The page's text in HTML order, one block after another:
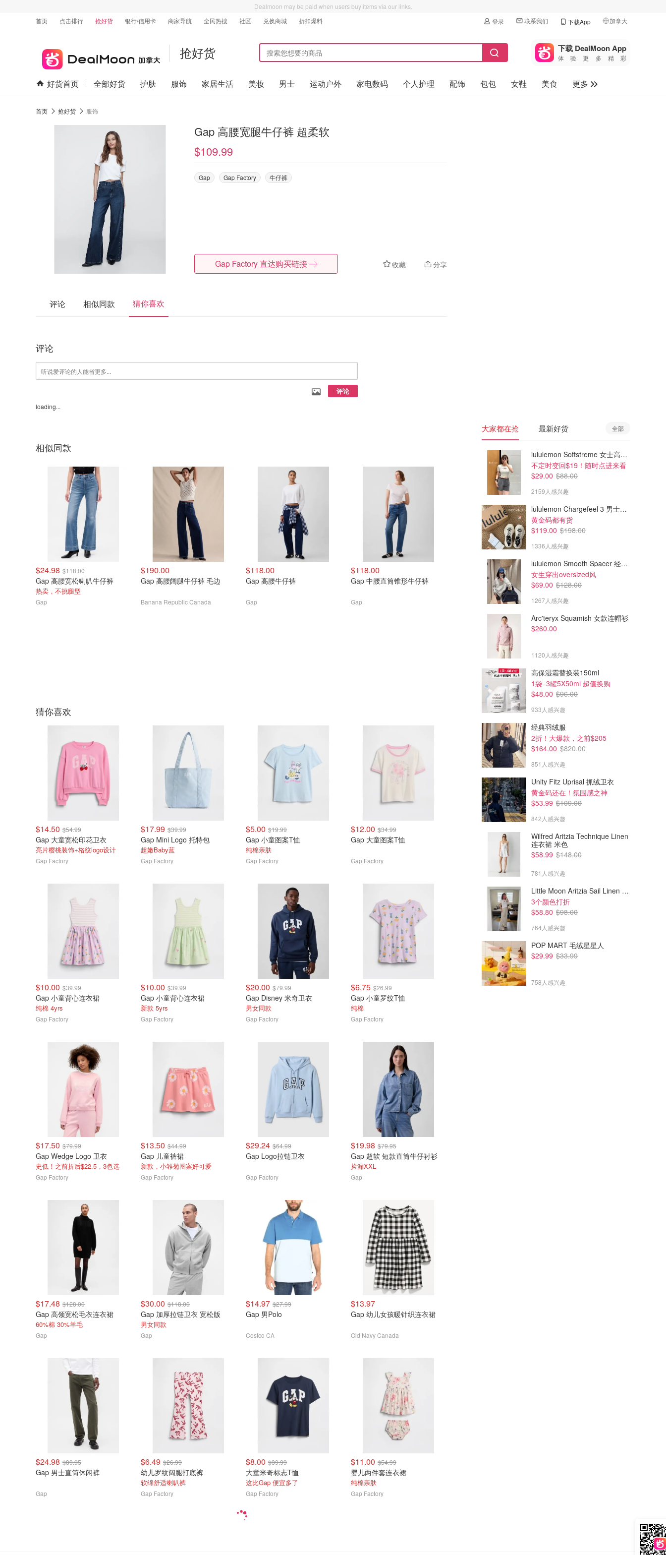
Dealmoon may be paid when users buy items via our links.
首页
点击排行 抢好货 银行/信用卡 商家导航 全民热搜 社区 兑换商城 折扣爆料 登录 联系我们 下载App 加拿大
🇺🇸
美国
🇨🇳中国
🇨🇦加拿大
抢好货 下载 DealMoon App
体验更多精彩
好货首页 全部好货 护肤 服饰 家居生活 美妆 男士 运动户外 家电数码 个人护理 配饰 包包 女鞋 美食
更多
首页 抢好货 服饰
Gap 高腰宽腿牛仔裤 超柔软
$109.99
Gap Gap Factory 牛仔裤
收藏 分享
Gap Factory 直达购买链接
评论 相似同款 猜你喜欢
评论
评论
loading...
相似同款
$24.98 $118.00
Gap 高腰宽松喇叭牛仔裤
热卖，不挑腿型
Gap
$190.00
Gap 高腰阔腿牛仔裤 毛边
Banana Republic Canada
$118.00
Gap 高腰牛仔裤
Gap
$118.00
Gap 中腰直筒锥形牛仔裤
Gap
Gap 高腰 70年代喇叭牛仔裤
$89.99
Gap 中腰牛仔裤
Gap Factory
猜你喜欢
$14.50 $54.99
Gap 大童宽松印花卫衣
亮片樱桃装饰+格纹logo设计
Gap Factory
$17.99 $39.99
Gap Mini Logo 托特包
超嫩Baby蓝
Gap Factory
$5.00 $19.99
Gap 小童图案T恤
纯棉亲肤
Gap Factory
$12.00 $34.99
Gap 大童图案T恤
Gap Factory
$10.00 $39.99
Gap 小童背心连衣裙
纯棉 4yrs
Gap Factory
$10.00 $39.99
Gap 小童背心连衣裙
新款 5yrs
Gap Factory
$20.00 $79.99
Gap Disney 米奇卫衣
男女同款
Gap Factory
$6.75 $26.99
Gap 小童罗纹T恤
纯棉
Gap Factory
$17.50 $79.99
Gap Wedge Logo 卫衣
史低！之前折后$22.5，3色选
Gap Factory
$13.50 $44.99
Gap 儿童裤裙
新款，小雏菊图案好可爱
Gap Factory
$29.24 $64.99
Gap Logo拉链卫衣
Gap Factory
$19.98 $79.95
Gap 超软 短款直筒牛仔衬衫
捡漏XXL
Gap
$17.48 $128.00
Gap 高领宽松毛衣连衣裙
60%棉 30%羊毛
Gap
$30.00 $118.00
Gap 加厚拉链卫衣 宽松版
男女同款
Gap
$14.97 $27.99
Gap 男Polo
Costco CA
$13.97
Gap 幼儿女孩暖针织连衣裙
Old Navy Canada
$24.98 $89.95
Gap 男士直筒休闲裤
Gap
$6.49 $26.99
幼儿罗纹阔腿打底裤
软绵舒适喇叭裤
Gap Factory
$8.00 $39.99
大童米奇标志T恤
这比Gap 便宜多了
Gap Factory
$11.00 $54.99
婴儿两件套连衣裙
纯棉亲肤
Gap Factory
大家都在抢 最新好货 全部
lululemon Softstreme 女士高腰短裤 10cm
不定时变回$19！随时点进来看
$29.00 $88.00
2159人感兴趣
lululemon Chargefeel 3 男士运动鞋
黄金码都有货
$119.00 $198.00
1336人感兴趣
lululemon Smooth Spacer 经典卫衣
女生穿出oversized风
$69.00 $128.00
1267人感兴趣
Arc'teryx Squamish 女款连帽衫
$260.00
1120人感兴趣
高保湿霜替换装150ml
1袋=3罐5X50ml 超值换购
$48.00 $96.00
933人感兴趣
经典羽绒服
2折！大爆款，之前$205
$164.00 $820.00
851人感兴趣
Unity Fitz Uprisal 抓绒卫衣
黄金码还在！氛围感之神
$53.99 $109.00
842人感兴趣
Wilfred Aritzia Technique Linen
连衣裙 米色
$58.99 $148.00
781人感兴趣
Little Moon Aritzia Sail Linen 长裤 麻织
3个颜色打折
$58.80 $98.00
764人感兴趣
POP MART 毛绒星星人
$29.99 $33.99
758人感兴趣